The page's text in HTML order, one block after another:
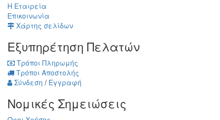
Η Εταιρεία
Επικοινωνία
Χάρτης σελίδων
Εξυπηρέτηση Πελατών
Τρόποι Πληρωμής
Τρόποι Αποστολής
Σύνδεση / Εγγραφή
Νομικές Σημειώσεις